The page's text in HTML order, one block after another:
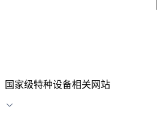
国家级特种设备相关网站